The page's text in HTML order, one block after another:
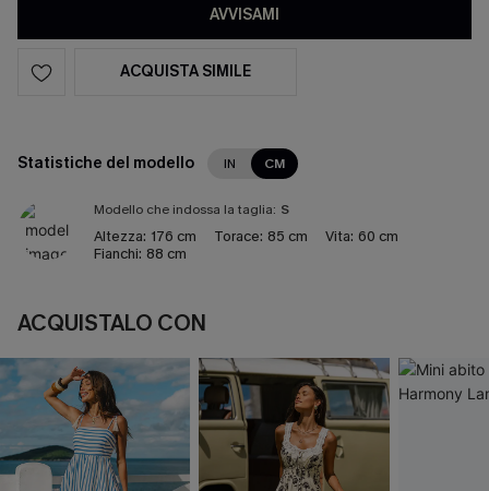
AVVISAMI
ACQUISTA SIMILE
Statistiche del modello IN CM
Modello che indossa la taglia: S
Altezza: 176 cm Torace: 85 cm Vita: 60 cm
Fianchi: 88 cm
ACQUISTALO CON